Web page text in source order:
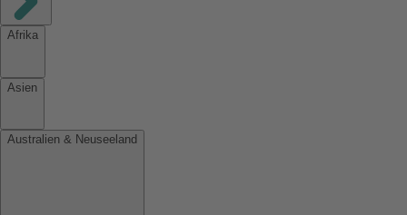
Afrika
Asien
Australien & Neuseeland